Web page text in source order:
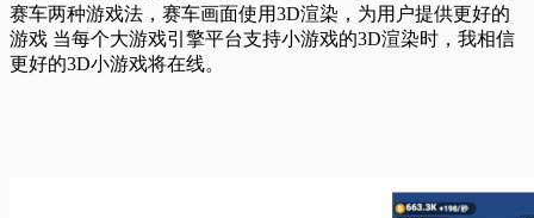
赛车两种游戏法，赛车画面使用3D渲染，为用户提供更好的
游戏 当每个大游戏引擎平台支持小游戏的3D渲染时，我相信
更好的3D小游戏将在线。